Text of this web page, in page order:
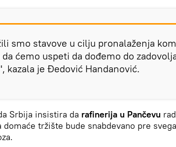
smo stavove u cilju pronalaženja
ćemo uspeti da dođemo do
kazala je Đedović Handanović.
Srbija insistira da rafinerija u Pančevu
domaće tržište bude snabdevano pre